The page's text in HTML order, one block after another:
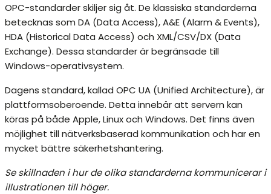
OPC-standarder skiljer sig åt. De klassiska standarderna
betecknas som DA (Data Access), A&E (Alarm & Events),
HDA (Historical Data Access) och XML/CSV/DX (Data
Exchange). Dessa standarder är begränsade till
Windows-operativsystem.
Dagens standard, kallad OPC UA (Unified Architecture), är
plattformsoberoende. Detta innebär att servern kan
köras på både Apple, Linux och Windows. Det finns även
möjlighet till nätverksbaserad kommunikation och har en
mycket bättre säkerhetshantering.
Se skillnaden i hur de olika standarderna kommunicerar i
illustrationen till höger.